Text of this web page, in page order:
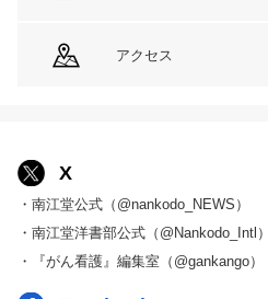
アクセス
X
・南江堂公式（@nankodo_NEWS）
・南江堂洋書部公式（@Nankodo_Intl）
・『がん看護』編集室（@gankango）